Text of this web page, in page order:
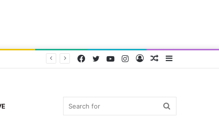
Random
Log
Instagram
YouTube
Twitter
Facebook